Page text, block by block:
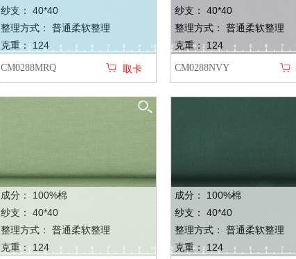
纱支： 40*40
整理方式： 普通柔软整理
克重： 124
CM0288MRQ 取卡
纱支： 40*40
整理方式： 普通柔软整理
克重： 124
CM0288NVY
成分： 100%棉
纱支： 40*40
整理方式： 普通柔软整理
克重： 124
成分： 100%棉
纱支： 40*40
整理方式： 普通柔软整理
克重： 124